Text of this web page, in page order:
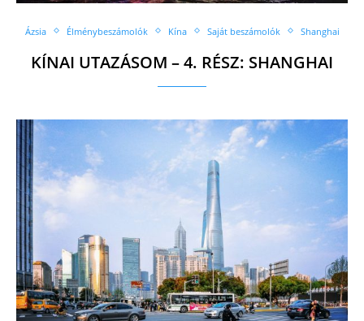
Ázsia Élménybeszámolók Kína Saját beszámolók Shanghai
KÍNAI UTAZÁSOM – 4. RÉSZ: SHANGHAI